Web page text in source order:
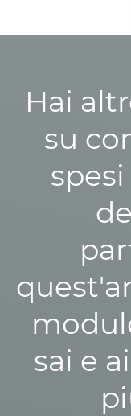
Hai
su
sai e